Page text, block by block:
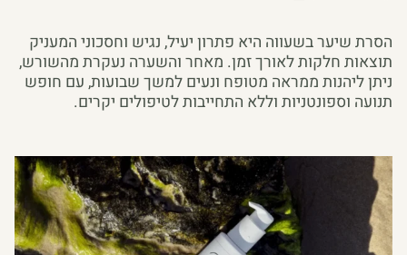
הסרת שיער בשעווה היא פתרון יעיל, נגיש וחסכוני המעניק
תוצאות חלקות לאורך זמן. מאחר והשערה נעקרת מהשורש,
ניתן ליהנות ממראה מטופח ונעים למשך שבועות, עם חופש
תנועה וספונטניות וללא התחייבות לטיפולים יקרים.